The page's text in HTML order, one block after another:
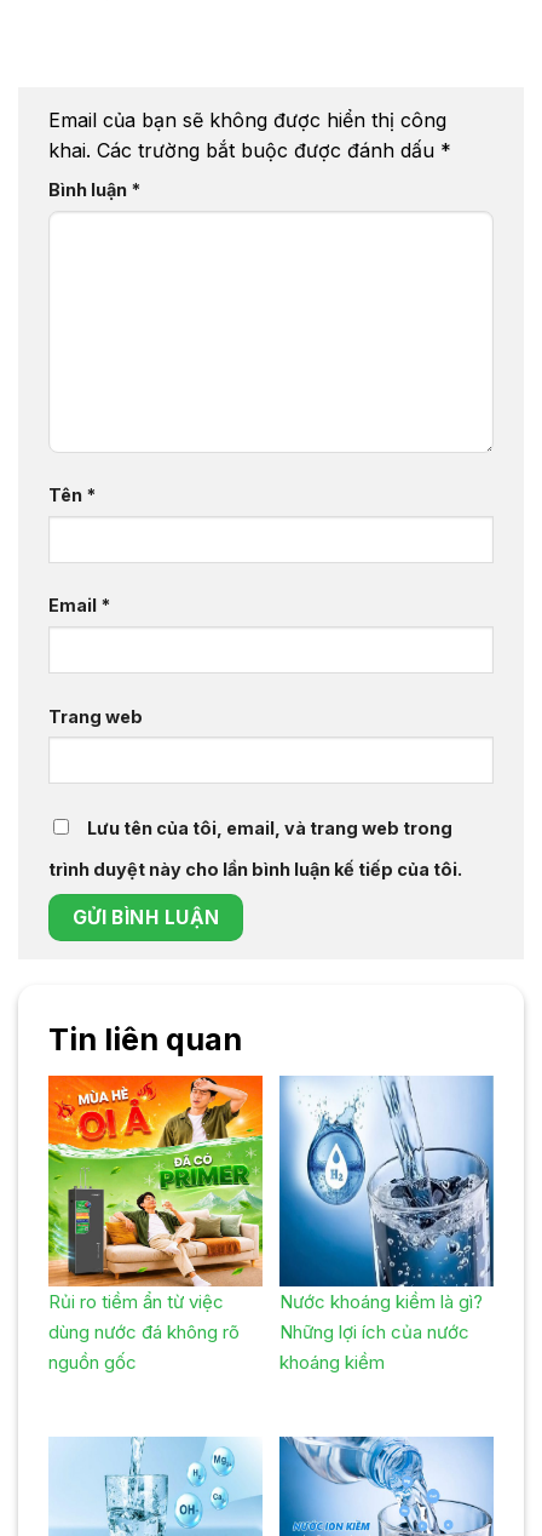
Email của bạn sẽ không được hiển thị công
khai. Các trường bắt buộc được đánh dấu *
Bình luận *
Tên *
Email *
Trang web
Lưu tên của tôi, email, và trang web trong
trình duyệt này cho lần bình luận kế tiếp của tôi.
Tin liên quan
Rủi ro tiềm ẩn từ việc
dùng nước đá không rõ
nguồn gốc
Nước khoáng kiềm là gì?
Những lợi ích của nước
khoáng kiềm